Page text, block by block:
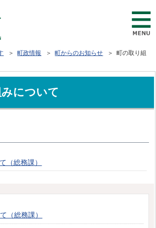
＞町政情報 ＞町からのお知らせ ＞ 町の取り組
について
（総務課）
（総務課）